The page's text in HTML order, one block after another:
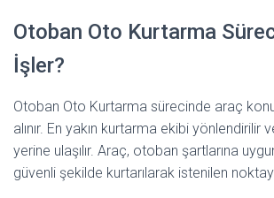
Otoban Oto Kurtarma
İşler?
Otoban Oto Kurtarma sürecinde araç
alınır. En yakın kurtarma ekibi yönlendirilir
yerine ulaşılır. Araç, otoban şartlarına
güvenli şekilde kurtarılarak istenilen